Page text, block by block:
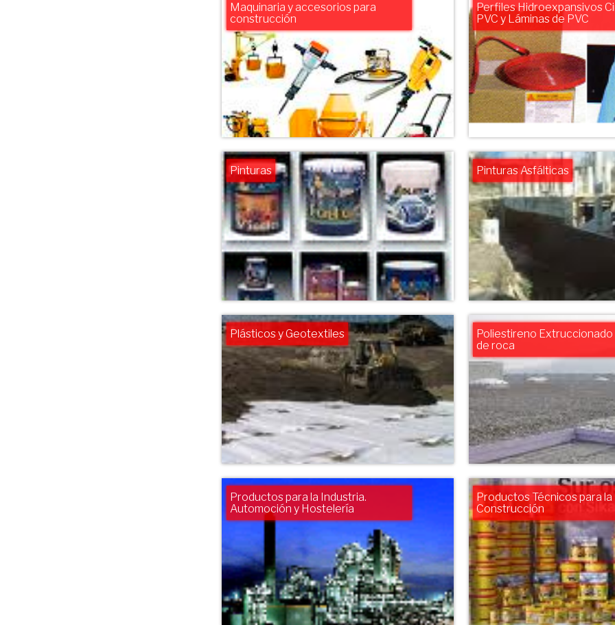
Maquinaria y accesorios para
construcción
Perfiles Hidroexpansivos
PVC y Láminas de PVC
Pinturas Pinturas Asfálticas
Plásticos y Geotextiles
Poliestireno Extruccionado
de roca
Productos para la Industria.
Automoción y Hostelería
Productos Técnicos para la
Construcción